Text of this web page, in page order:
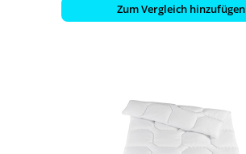
Zum Vergleich hinzufügen